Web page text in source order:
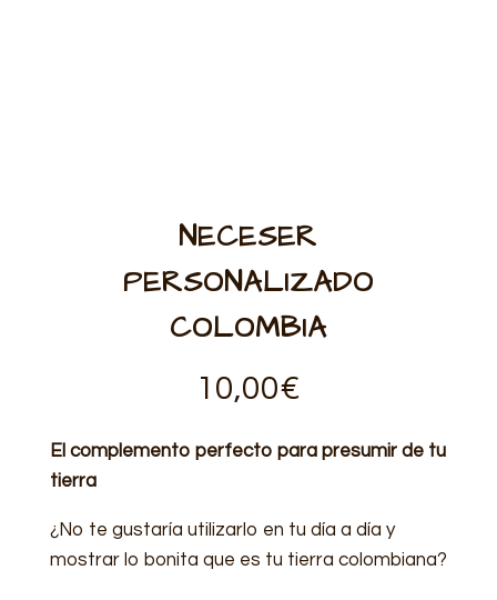
NECESER
PERSONALIZADO
COLOMBIA
10,00€
El complemento perfecto para presumir de tu
tierra
¿No te gustaría utilizarlo en tu día a día y
mostrar lo bonita que es tu tierra colombiana?